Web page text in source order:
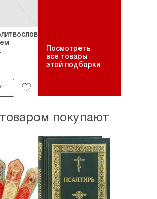
Посмотреть
все товары
этой подборки
покупают